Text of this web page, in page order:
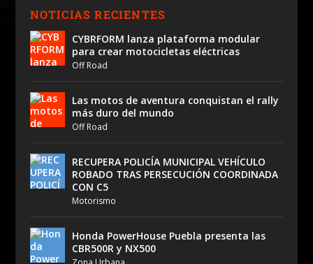
NOTICIAS RECIENTES
CYBRFORM lanza plataforma modular
para crear motocicletas eléctricas
Off Road
Las motos de aventura conquistan el rally
más duro del mundo
Off Road
RECUPERA POLICÍA MUNICIPAL VEHÍCULO
ROBADO TRAS PERSECUCIÓN COORDINADA
CON C5
Motorismo
Honda PowerHouse Puebla presenta las
CBR500R y NX500